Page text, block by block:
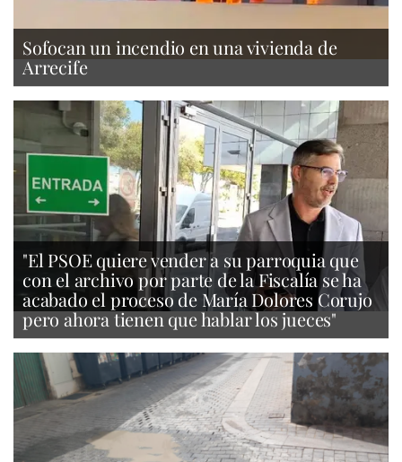
Sofocan un incendio en una vivienda de
Arrecife
"El PSOE quiere vender a su parroquia que
con el archivo por parte de la Fiscalía se ha
acabado el proceso de María Dolores Corujo
pero ahora tienen que hablar los jueces"